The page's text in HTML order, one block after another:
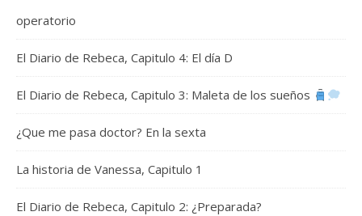
operatorio
El Diario de Rebeca, Capitulo 4: El día D
El Diario de Rebeca, Capitulo 3: Maleta de los sueños
¿Que me pasa doctor? En la sexta
La historia de Vanessa, Capitulo 1
El Diario de Rebeca, Capitulo 2: ¿Preparada?